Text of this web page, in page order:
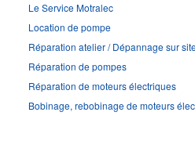
Le Service Motralec
Location de pompe
Réparation atelier / Dépannage sur
Réparation de pompes
Réparation de moteurs électriques
Bobinage, rebobinage de moteurs